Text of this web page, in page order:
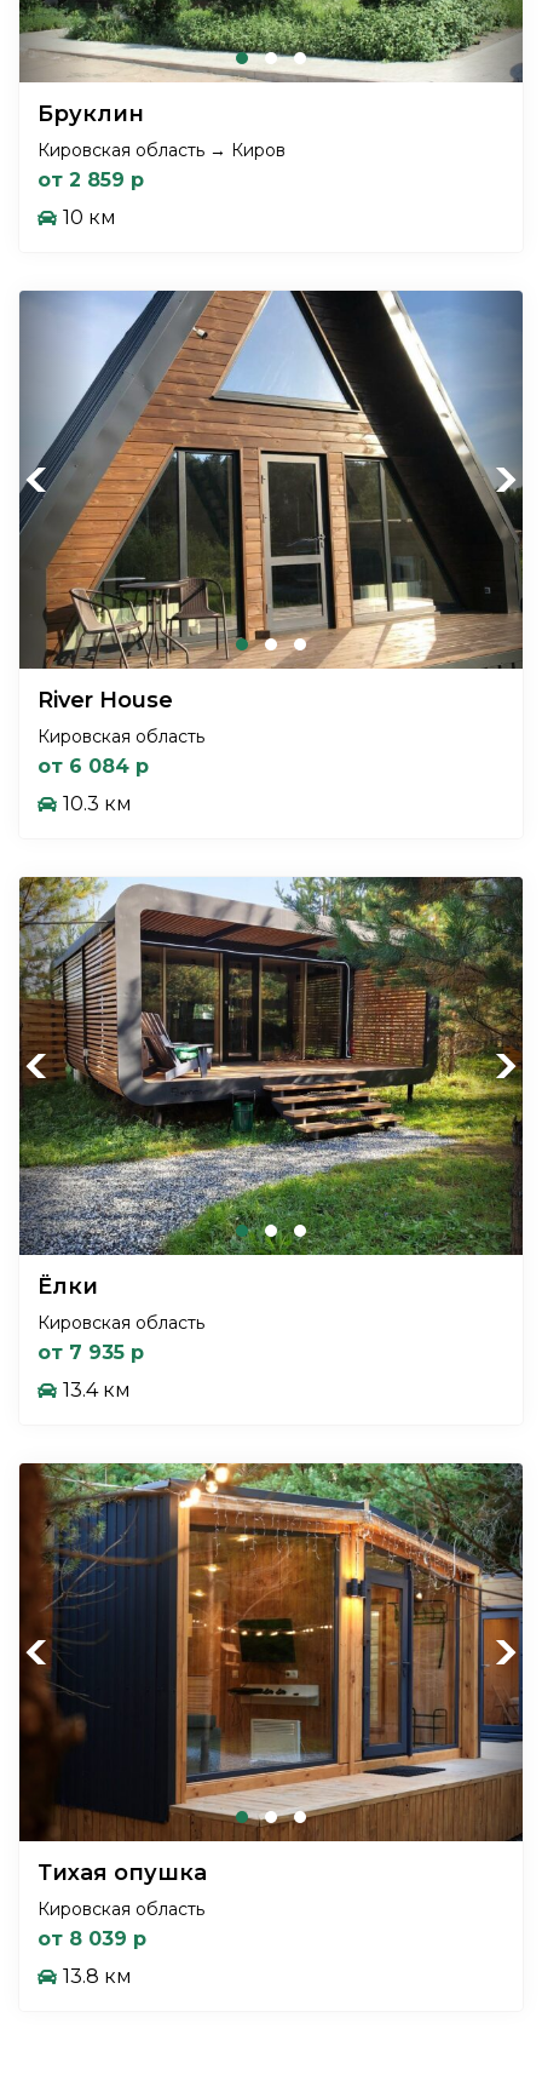
Бруклин
Кировская область → Киров
от 2 859 р
10 км
Previous Next
River House
Кировская область
от 6 084 р
10.3 км
Previous Next
Ёлки
Кировская область
от 7 935 р
13.4 км
Previous Next
Тихая опушка
Кировская область
от 8 039 р
13.8 км